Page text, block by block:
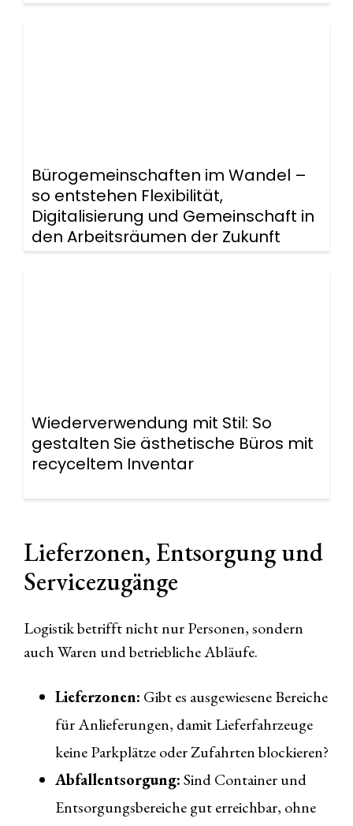
Bürogemeinschaften im Wandel –
so entstehen Flexibilität,
Digitalisierung und Gemeinschaft in
den Arbeitsräumen der Zukunft
Wiederverwendung mit Stil: So
gestalten Sie ästhetische Büros mit
recyceltem Inventar
Lieferzonen, Entsorgung und
Servicezugänge
Logistik betrifft nicht nur Personen, sondern
auch Waren und betriebliche Abläufe.
Lieferzonen: Gibt es ausgewiesene Bereiche
für Anlieferungen, damit Lieferfahrzeuge
keine Parkplätze oder Zufahrten blockieren?
Abfallentsorgung:Sind Container und
Entsorgungsbereiche gut erreichbar, ohne